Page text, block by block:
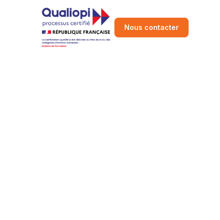
Nous contacter